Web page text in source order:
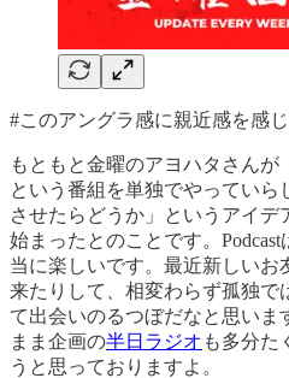
#このアングラ感に親近感を感
もともと金曜のアヨハタさんが
という番組を単独でやっていら
させたらどうか」というアイ
始まったとのことです。
当に楽しいです。最近新しいお
来たりして、相変わらず孤独で
て出会いのるつぼだなと思い
まま企画の半日ラジオ も多分た
うと思っておりますよ。